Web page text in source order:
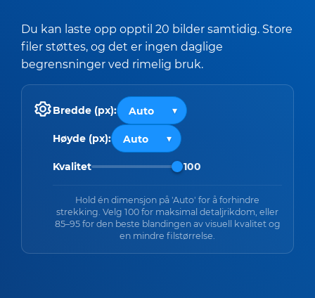
Du kan laste opp opptil 20 bilder samtidig. Store
filer støttes, og det er ingen daglige
begrensninger ved rimelig bruk.
Bredde (px):
Høyde (px):
Kvalitet 100
Hold én dimensjon på 'Auto' for å forhindre
strekking. Velg 100 for maksimal detaljrikdom, eller
85–95 for den beste blandingen av visuell kvalitet og
en mindre filstørrelse.